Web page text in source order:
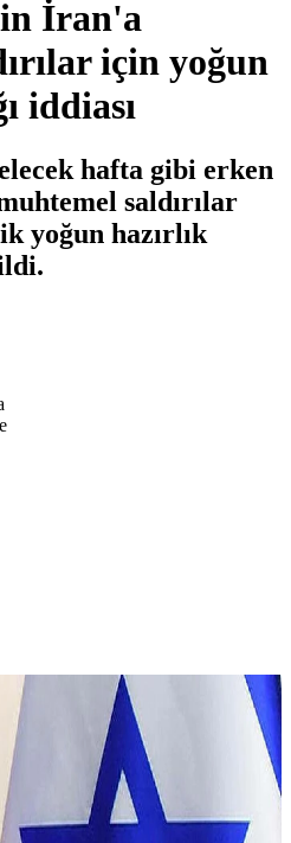
İran'a
için yoğun
iddiası
hafta gibi erken
saldırılar
yoğun hazırlık